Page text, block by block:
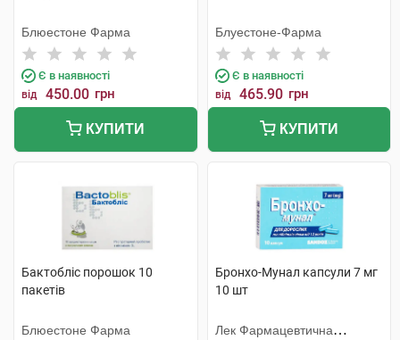
Блюестоне Фарма
Є в наявності
від 450.00 грн
КУПИТИ
Блуестоне-Фарма
Є в наявності
від 465.90 грн
КУПИТИ
Бактобліс порошок 10
пакетів
Блюестоне Фарма
Бронхо-Мунал капсули 7 мг
10 шт
Лек Фармацевтична